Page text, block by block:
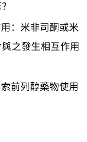
：米非司酮或米
之發生相互作用
前列醇藥物使用